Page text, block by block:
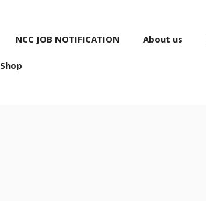
NCC JOB NOTIFICATION About us
Shop